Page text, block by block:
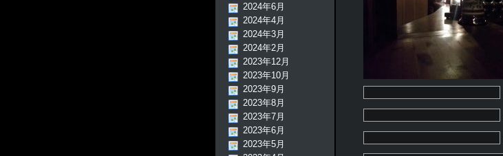
2024年6月
2024年4月
2024年3月
2024年2月
2023年12月
2023年10月
2023年9月
2023年8月
2023年7月
2023年6月
2023年5月